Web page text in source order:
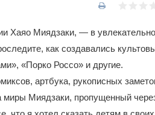
Хаяо Миядзаки, — в
как создавались
«Порко Россо» и другие.
артбука, рукописных
миры Миядзаки, пропущенный